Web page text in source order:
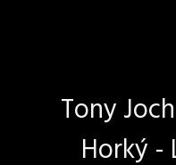
Tony
Horký -